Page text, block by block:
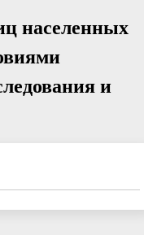
населенных
и